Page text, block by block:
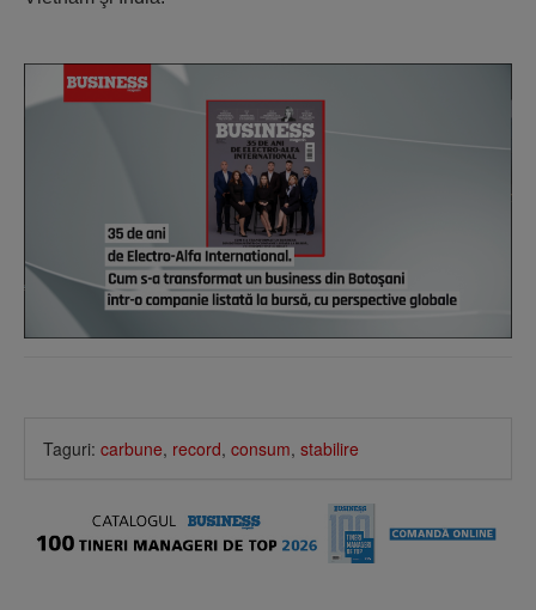
Taguri: carbune, record, consum, stabilire